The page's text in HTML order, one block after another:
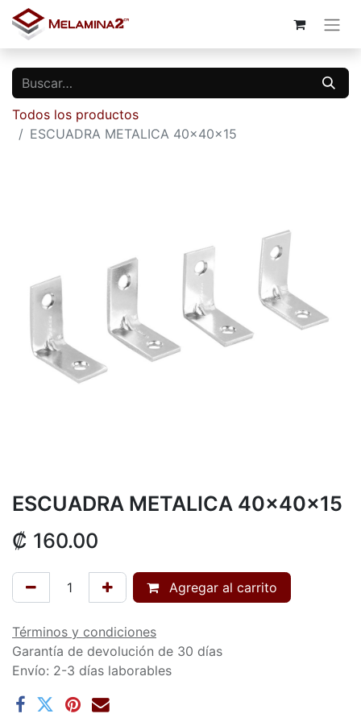
Todos los productos
ESCUADRA METALICA 40x40x15
ESCUADRA METALICA 40x40x15
₡ 160.00
Agregar al carrito
Términos y condiciones
Garantía de devolución de 30 días
Envío: 2-3 días laborables